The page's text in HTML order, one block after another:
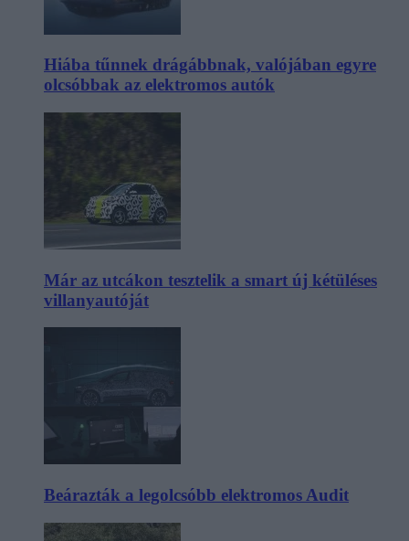
Hiába tűnnek drágábbnak, valójában egyre
olcsóbbak az elektromos autók
Már az utcákon tesztelik a smart új kétüléses
villanyautóját
Beárazták a legolcsóbb elektromos Audit